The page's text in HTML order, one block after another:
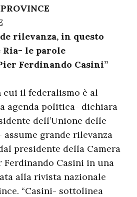
rilevanza, in questo
Ria- le parole
Ferdinando Casini”
cui il federalismo è al
agenda politica- dichiara
dell’Unione delle
assume grande rilevanza
presidente della Camera
Ferdinando Casini in una
alla rivista nazionale
“Casini- sottolinea